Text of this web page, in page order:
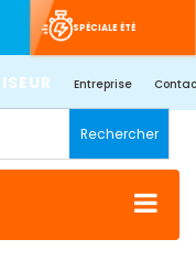
SPÉCIALE ÉTÉ
Entreprise
Rechercher